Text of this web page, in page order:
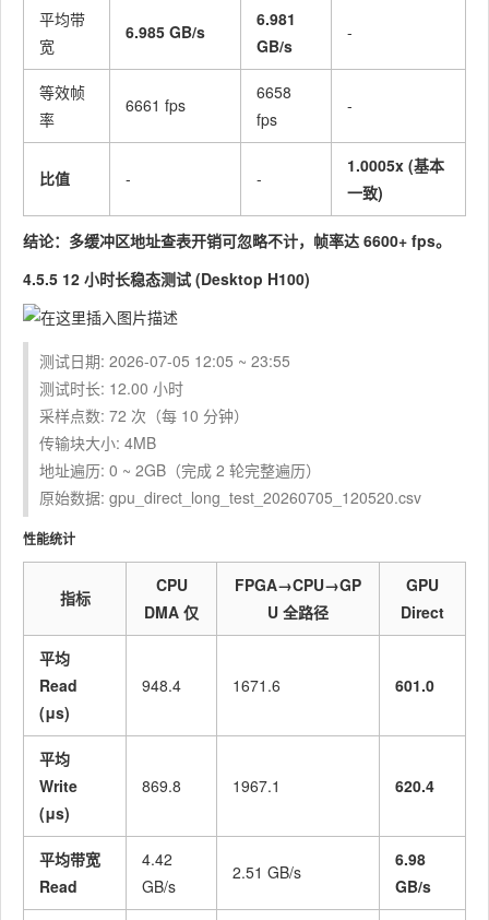
平均带
宽
6.985 GB/s
6.981
GB/s
-
等效帧
率
6661 fps
6658
fps
-
比值 - -
1.0005x (基本
一致)
结论：多缓冲区地址查表开销可忽略不计，帧率达 6600+ fps。
4.5.5 12 小时长稳态测试 (Desktop H100)
测试日期: 2026-07-05 12:05 ~ 23:55
测试时长: 12.00 小时
采样点数: 72 次（每 10 分钟）
传输块大小: 4MB
地址遍历: 0 ~ 2GB（完成 2 轮完整遍历）
原始数据: gpu_direct_long_test_20260705_120520.csv
性能统计
指标
CPU
DMA 仅
FPGA→CPU→GP
U 全路径
GPU
Direct
平均
Read
(μs)
948.4 1671.6 601.0
平均
Write
(μs)
869.8 1967.1 620.4
平均带宽
Read
4.42
GB/s
2.51 GB/s
6.98
GB/s